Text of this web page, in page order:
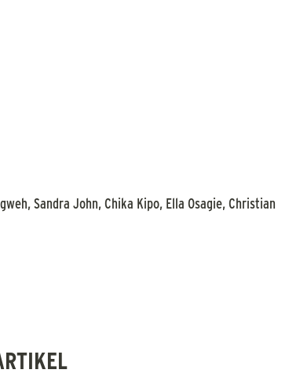
Sandra John, Chika Kipo, Ella Osagie, Christian